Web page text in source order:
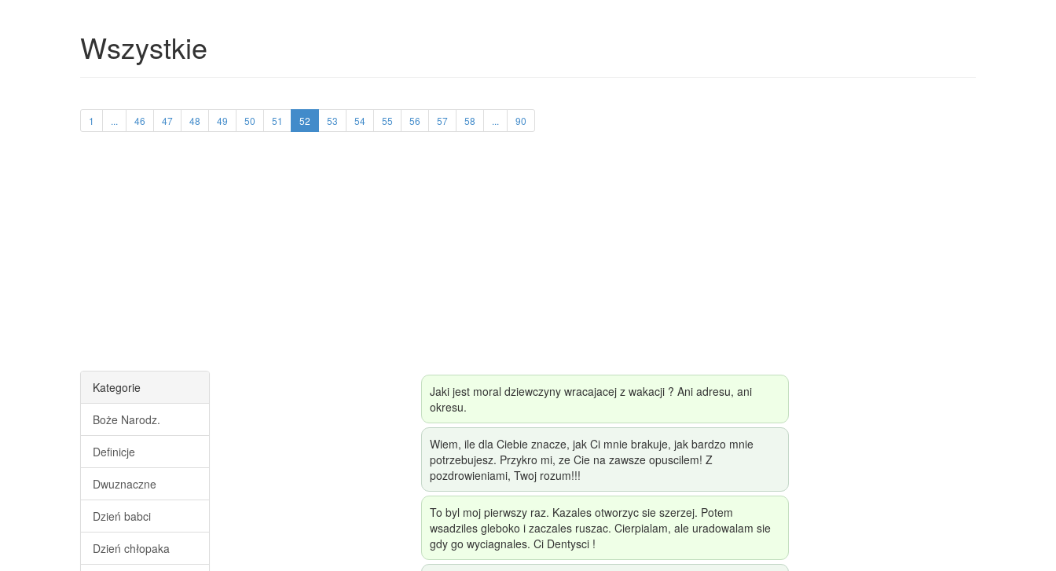
Wszystkie
1 ... 46 47 48 49 50 51 52 53 54 55 56 57 58 ... 90
Kategorie
Boże Narodz.
Definicje
Dwuznaczne
Dzień babci
Dzień chłopaka
Jaki jest moral dziewczyny wracajacej z wakacji ? Ani adresu, ani
okresu.
Wiem, ile dla Ciebie znacze, jak Ci mnie brakuje, jak bardzo mnie
potrzebujesz. Przykro mi, ze Cie na zawsze opuscilem! Z
pozdrowieniami, Twoj rozum!!!
To byl moj pierwszy raz. Kazales otworzyc sie szerzej. Potem
wsadziles gleboko i zaczales ruszac. Cierpialam, ale uradowalam sie
gdy go wyciagnales. Ci Dentysci !